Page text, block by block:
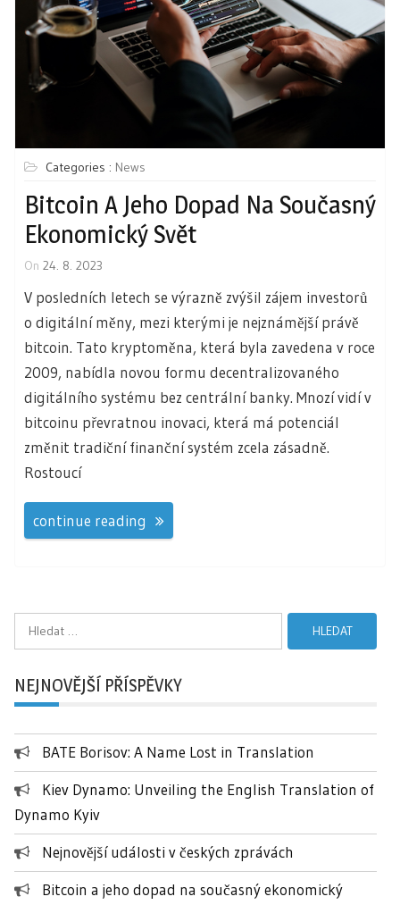
Categories : News
Bitcoin A Jeho Dopad Na Současný
Ekonomický Svět
On 24. 8. 2023
V posledních letech se výrazně zvýšil zájem investorů
o digitální měny, mezi kterými je nejznámější právě
bitcoin. Tato kryptoměna, která byla zavedena v roce
2009, nabídla novou formu decentralizovaného
digitálního systému bez centrální banky. Mnozí vidí v
bitcoinu převratnou inovaci, která má potenciál
změnit tradiční finanční systém zcela zásadně.
Rostoucí
continue reading
NEJNOVĚJŠÍ PŘÍSPĚVKY
BATE Borisov: A Name Lost in Translation
Kiev Dynamo: Unveiling the English Translation of
Dynamo Kyiv
Nejnovější události v českých zprávách
Bitcoin a jeho dopad na současný ekonomický